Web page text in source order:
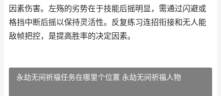
因素伤害。左殇的劣势在于技能后摇明显，需通过闪避或
格挡中断后摇以保持灵活性。反复练习连招衔接和无人能
敌帧把控，是提高胜率的决定因素。
永劫无间祈福任务在哪里个位置 永劫无间祈福人物